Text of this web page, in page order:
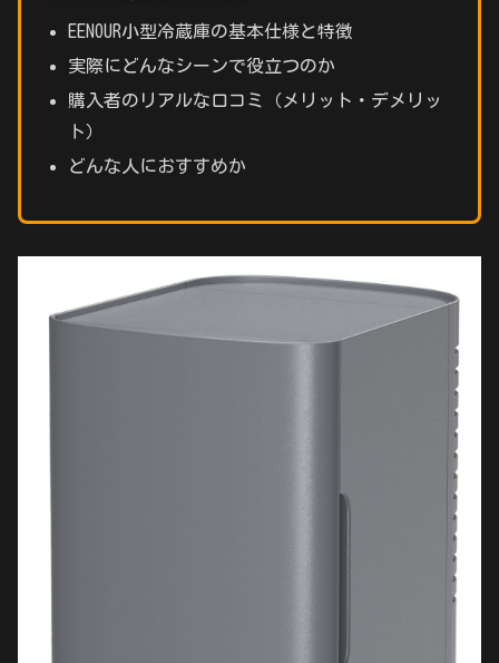
EENOUR小型冷蔵庫の基本仕様と特徴
実際にどんなシーンで役立つのか
購入者のリアルな口コミ（メリット・デメリッ
ト）
どんな人におすすめか